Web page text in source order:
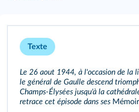
Texte
Le 26 aout 1944, à l'occasion de la
le général de Gaulle descend
Champs-Élysées jusqu'à la
retrace cet épisode dans ses